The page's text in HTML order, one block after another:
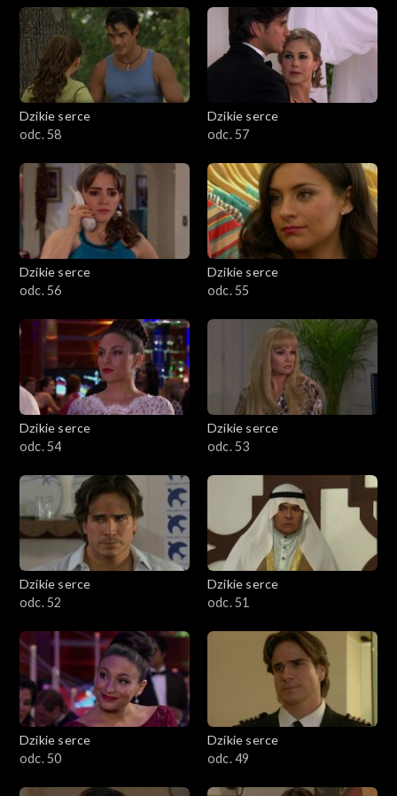
Dzikie serce
odc. 58
Dzikie serce
odc. 57
Dzikie serce
odc. 56
Dzikie serce
odc. 55
Dzikie serce
odc. 54
Dzikie serce
odc. 53
Dzikie serce
odc. 52
Dzikie serce
odc. 51
Dzikie serce
odc. 50
Dzikie serce
odc. 49